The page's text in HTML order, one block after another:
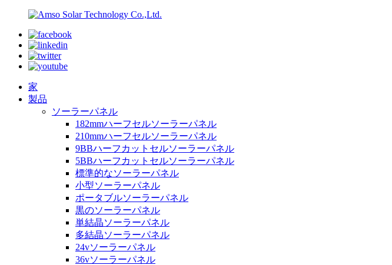
家
製品
ソーラーパネル
182mmハーフセルソーラーパネル
210mmハーフセルソーラーパネル
9BBハーフカットセルソーラーパネル
5BBハーフカットセルソーラーパネル
標準的なソーラーパネル
小型ソーラーパネル
ポータブルソーラーパネル
黒のソーラーパネル
単結晶ソーラーパネル
多結晶ソーラーパネル
24vソーラーパネル
36vソーラーパネル